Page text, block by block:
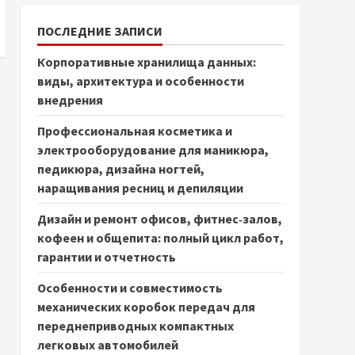
ПОСЛЕДНИЕ ЗАПИСИ
Корпоративные хранилища данных:
виды, архитектура и особенности
внедрения
Профессиональная косметика и
электрооборудование для маникюра,
педикюра, дизайна ногтей,
наращивания ресниц и депиляции
Дизайн и ремонт офисов, фитнес‑залов,
кофеен и общепита: полный цикл работ,
гарантии и отчетность
Особенности и совместимость
механических коробок передач для
переднеприводных компактных
легковых автомобилей